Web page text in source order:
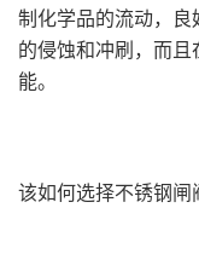
制化学品的流动，良
的侵蚀和冲刷，而
能。
该如何选择不锈钢闸